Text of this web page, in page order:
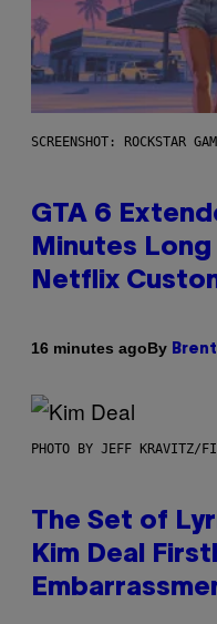
SCREENSHOT: ROCKSTAR
GTA 6
Minutes
Netflix
16 minutes agoBy
PHOTO BY JEFF KRAVITZ/
The Set of
Kim Deal